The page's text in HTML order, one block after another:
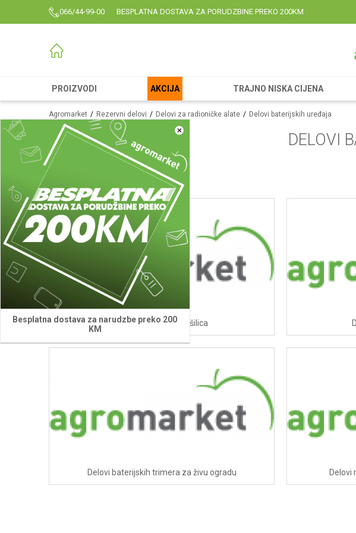
066/44-99-00 BESPLATNA DOSTAVA ZA PORUDZBINE PREKO 200KM
PROIZVODI AKCIJA TRAJNO NISKA CIJENA
×
Besplatna dostava za narudzbe preko 200
KM
Agromarket Rezervni delovi Delovi za radioničke alate Delovi baterijskih uređaja
DELOVI
Delovi baterijskih bušilica
Delovi baterijskih trimera za živu ogradu Delovi